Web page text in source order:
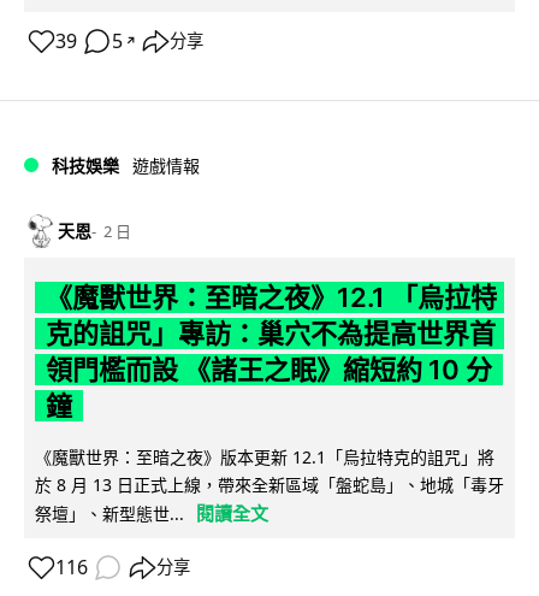
39 5 ↗ 分享
科技娛樂 遊戲情報
天恩 2 日
《魔獸世界：至暗之夜》12.1 「烏拉特
克的詛咒」專訪：巢穴不為提高世界首
領門檻而設 《諸王之眠》縮短約 10 分
鐘
《魔獸世界：至暗之夜》版本更新 12.1「烏拉特克的詛咒」將
於 8 月 13 日正式上線，帶來全新區域「盤蛇島」、地城「毒牙
祭壇」、新型態世...
閱讀全文
116 分享